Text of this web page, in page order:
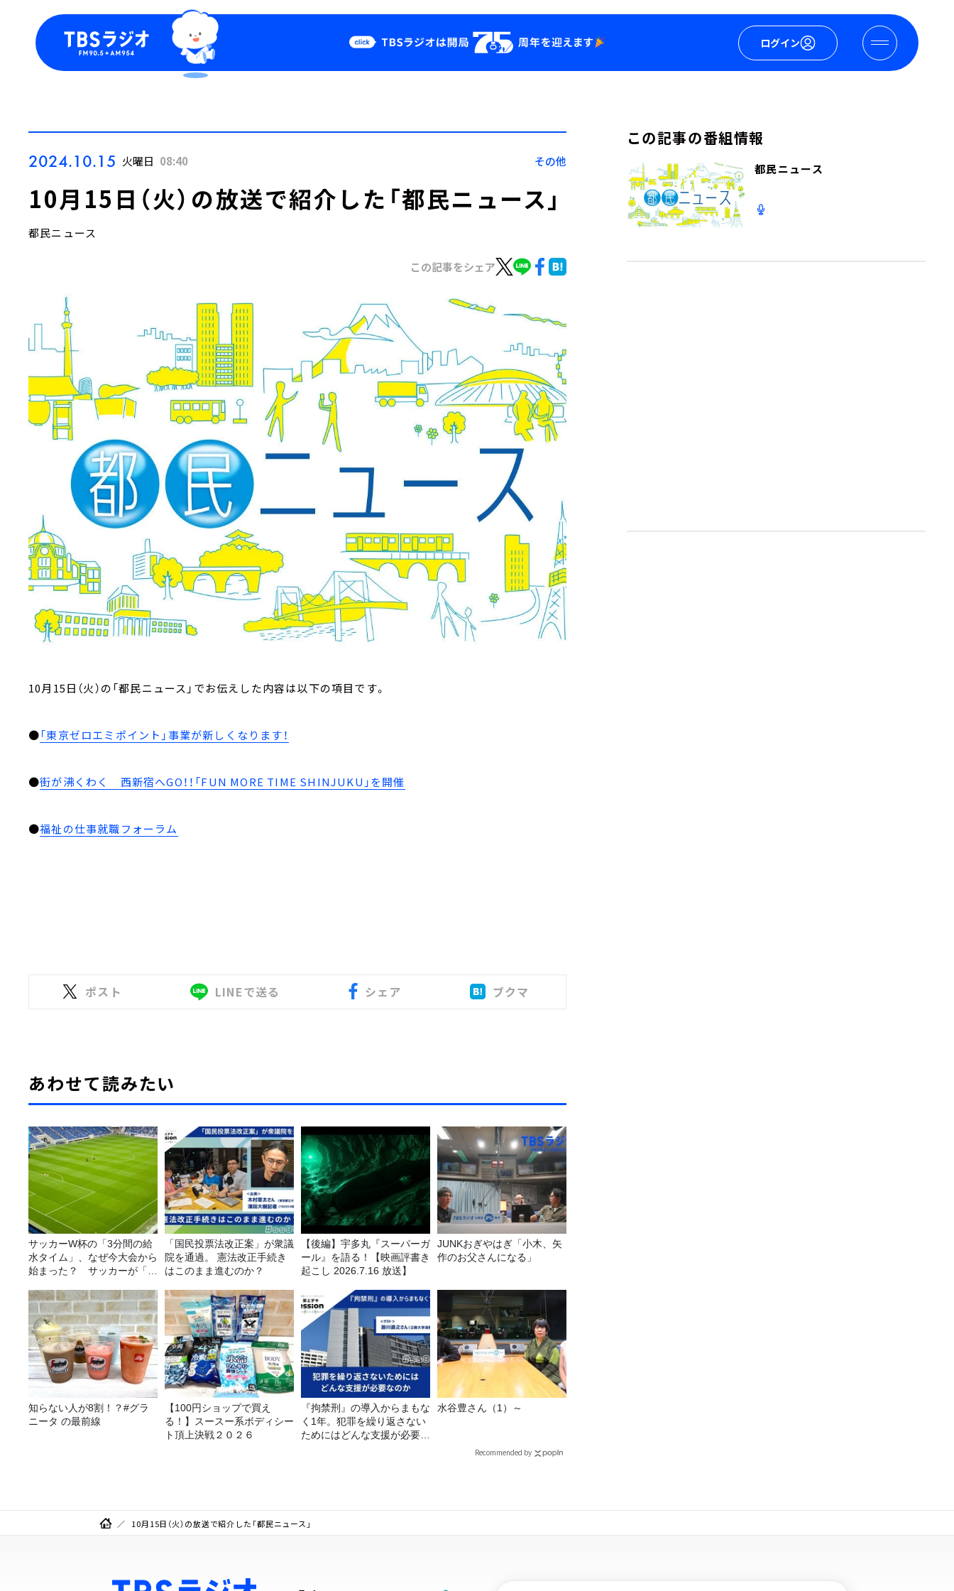
ログイン
Podcast
YouTube
2024.10.15 火曜日 08:40 その他
10月15日（火）の放送で紹介した「都民ニュース」
都民ニュース
この記事をシェア
10月15日（火）の「都民ニュース」でお伝えした内容は以下の項目です。
●「東京ゼロエミポイント」事業が新しくなります！
●街が沸くわく 西新宿へGO！！「FUN MORE TIME SHINJUKU」を開催
●福祉の仕事就職フォーラム
ポスト LINEで送る シェア ブクマ
あわせて読みたい
サッカーW杯の「3分間の給
水タイム」、なぜ今大会から
始まった？ サッカーが「お
「国民投票法改正案」が衆議
院を通過。 憲法改正手続き
はこのまま進むのか？
【後編】宇多丸『スーパーガ
ール』を語る！【映画評書き
起こし 2026.7.16 放送】
JUNKおぎやはぎ「小木、矢
作のお父さんになる」
知らない人が8割！？#グラ
ニータ の最前線
【100円ショップで買え
る！】スースー系ボディシー
ト頂上決戦２０２６
『拘禁刑』の導入からまもな
く1年。犯罪を繰り返さない
ためにはどんな支援が必要な
水谷豊さん（1）～
Recommended by
この記事の番組情報
都民ニュース
10月15日（火）の放送で紹介した「都民ニュース」